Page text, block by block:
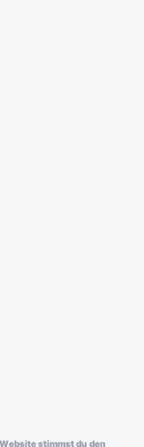
stimmst du den